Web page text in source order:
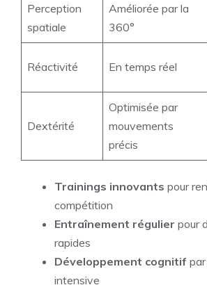
Perception
spatiale
Améliorée par la
360°
Réactivité En temps réel
Dextérité
Optimisée par
mouvements
précis
Trainings innovants pour
compétition
Entraînement régulier pour
rapides
Développement cognitif
intensive